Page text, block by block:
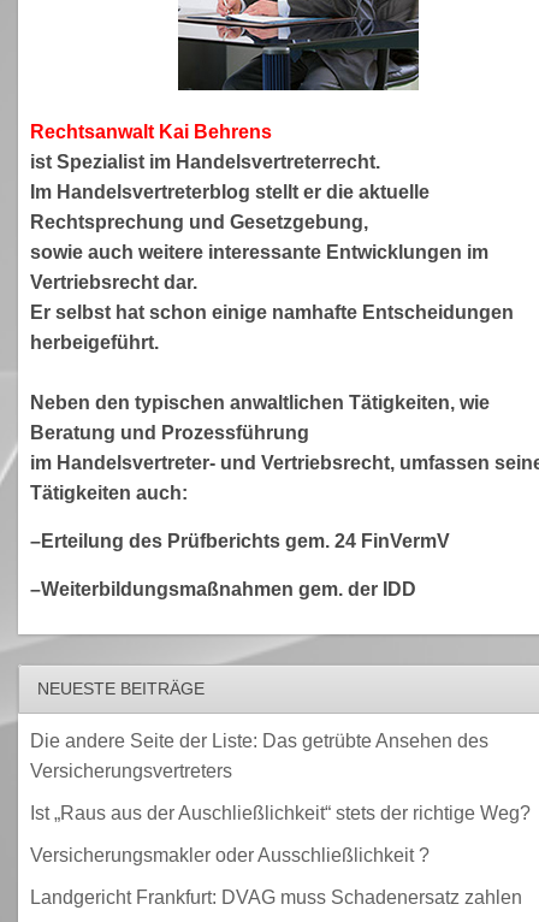
Rechtsanwalt Kai Behrens
ist Spezialist im Handelsvertreterrecht.
Im Handelsvertreterblog stellt er die aktuelle
Rechtsprechung und Gesetzgebung,
sowie auch weitere interessante Entwicklungen im
Vertriebsrecht dar.
Er selbst hat schon einige namhafte Entscheidungen
herbeigeführt.
Neben den typischen anwaltlichen Tätigkeiten, wie
Beratung und Prozessführung
im Handelsvertreter- und Vertriebsrecht, umfassen
Tätigkeiten auch:
–Erteilung des Prüfberichts gem. 24 FinVermV
–Weiterbildungsmaßnahmen gem. der IDD
NEUESTE BEITRÄGE
Die andere Seite der Liste: Das getrübte Ansehen des
Versicherungsvertreters
Ist „Raus aus der Auschließlichkeit“ stets der richtige Weg?
Versicherungsmakler oder Ausschließlichkeit ?
Landgericht Frankfurt: DVAG muss Schadenersatz zahlen